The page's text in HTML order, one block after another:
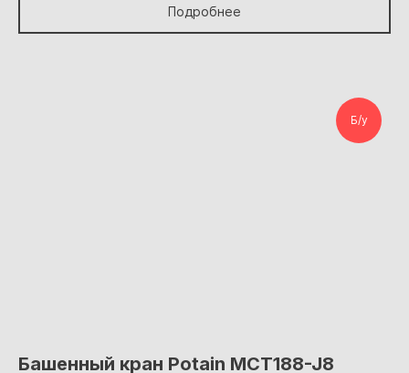
Подробнее
Б/у
Башенный кран Potain MCT188-J8